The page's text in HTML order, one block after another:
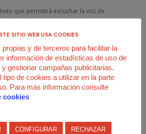
que permitirá escuchar la voz de
trabajadoras que nos han dado su apoyo y
SITIO WEB USA COOKIES
y de terceros para facilitar la
información de estadísticas de uso de
gestionar campañas publicitarias.
tipo de cookies a utilizar en la parte
Para más información consulte
cookies
CONFIGURAR RECHAZAR